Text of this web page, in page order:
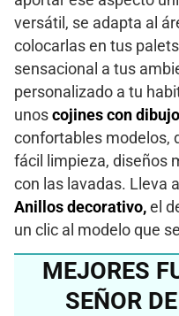
versátil, se adapta al
colocarlas en tus
sensacional a tus
personalizado a tu
unos cojines con
confortables modelos,
fácil limpieza, diseños
con las lavadas. Lleva
Anillos decorativo, el
un clic al modelo que
MEJORES
SEÑOR